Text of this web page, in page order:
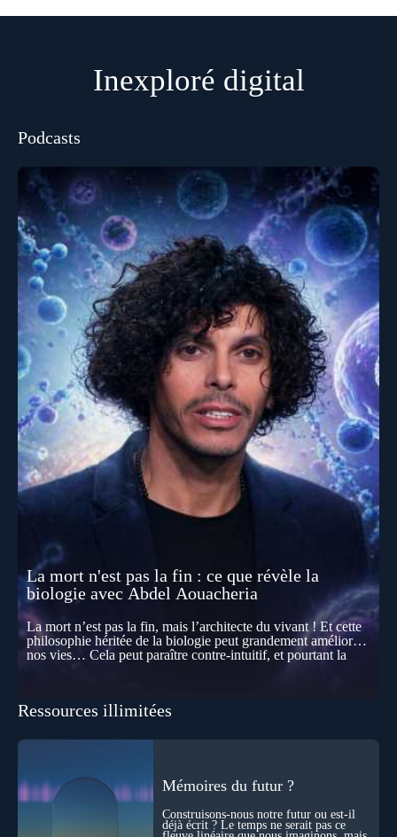
Inexploré digital
Podcasts
La mort n'est pas la fin : ce que révèle la
biologie avec Abdel Aouacheria
La mort n’est pas la fin, mais l’architecte du vivant ! Et cette
philosophie héritée de la biologie peut grandement améliorer
nos vies… Cela peut paraître contre-intuitif, et pourtant la
se construisent grâce à des milliers de morts cellulaires
effacements nécessaires façonnent la vie elle-même. À toutes
elle transformer notre manière de penser la mort ? Existe-t-il
des ponts avec nos intuitions métaphysiques sur le cycle de
l’âme ? Nous en parlons avec Abdel Aouacheria, docteur en
biochimie et spécialiste de la mort cellulaire.
Ressources illimitées
Mémoires du futur ?
Construisons-nous notre futur ou est-il
déjà écrit ? Le temps ne serait pas ce